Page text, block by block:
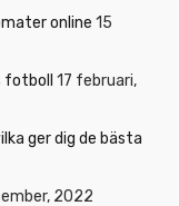
online 15
fotboll 17 februari,
ger dig de bästa
2022